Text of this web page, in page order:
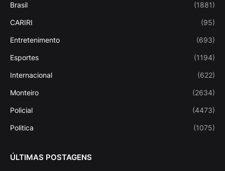
Brasil (1881)
CARIRI (95)
Entretenimento (693)
Esportes (1194)
Internacional (622)
Monteiro (2634)
Policial (4473)
Politica (1075)
ÚLTIMAS POSTAGENS